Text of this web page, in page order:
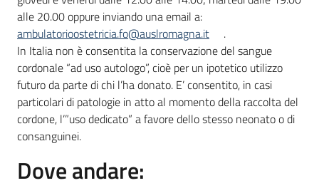
alle 20.00 oppure inviando una email a:
ambulatorioostetricia.fo@auslromagna.it
.
In Italia non è consentita la conservazione del sangue
cordonale “ad uso autologo”, cioè per un ipotetico utilizzo
futuro da parte di chi l’ha donato. E’ consentito, in casi
particolari di patologie in atto al momento della raccolta del
cordone, l’”uso dedicato” a favore dello stesso neonato o di
consanguinei.
Dove andare: